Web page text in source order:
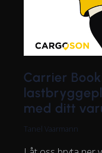
Carrier
med ditt
Tanel Vaarmann